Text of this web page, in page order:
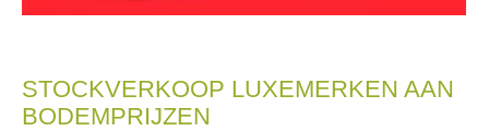
STOCKVERKOOP LUXEMERKEN AAN
BODEMPRIJZEN